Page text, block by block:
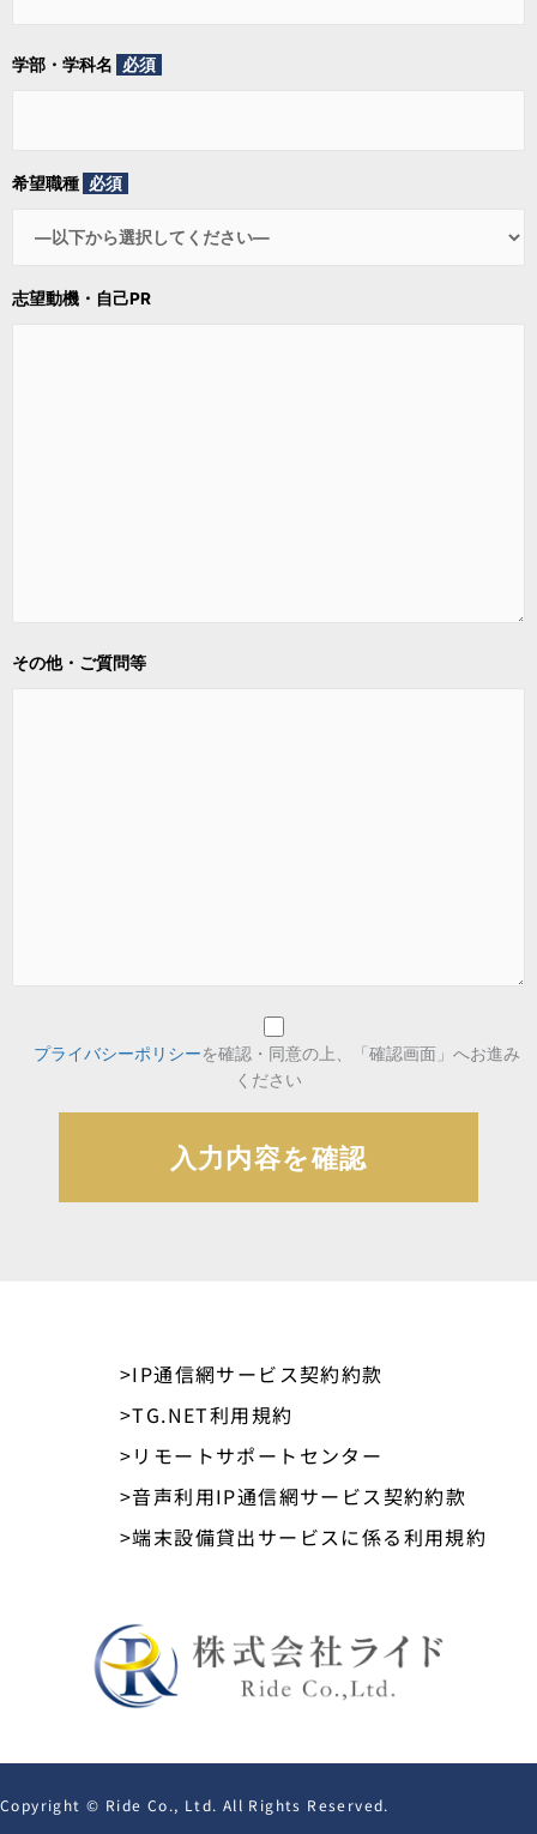
学部・学科名 必須
希望職種 必須
志望動機・自己PR
その他・ご質問等
プライバシーポリシーを確認・同意の上、「確認画面」へお進み
ください
>IP通信網サービス契約約款
>TG.NET利用規約
>リモートサポートセンター
>音声利用IP通信網サービス契約約款
>端末設備貸出サービスに係る利用規約
Copyright © Ride Co., Ltd. All Rights Reserved.